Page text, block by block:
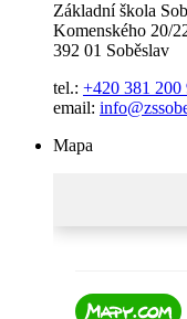
Základní škola
Komenského 20/
392 01 Soběslav
tel.: +420 381 200
email:
Mapa